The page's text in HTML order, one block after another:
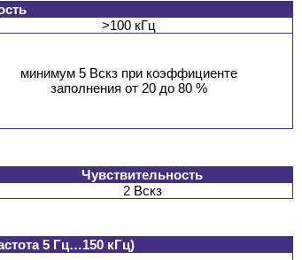
>100 кГц
минимум 5 Вскз при коэффициенте
заполнения от 20 до 80 %
Чувствительность
2 Вскз
5 Гц…150 кГц)